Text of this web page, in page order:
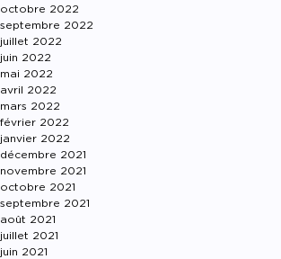
octobre 2022
septembre 2022
juillet 2022
juin 2022
mai 2022
avril 2022
mars 2022
février 2022
janvier 2022
décembre 2021
novembre 2021
octobre 2021
septembre 2021
août 2021
juillet 2021
juin 2021